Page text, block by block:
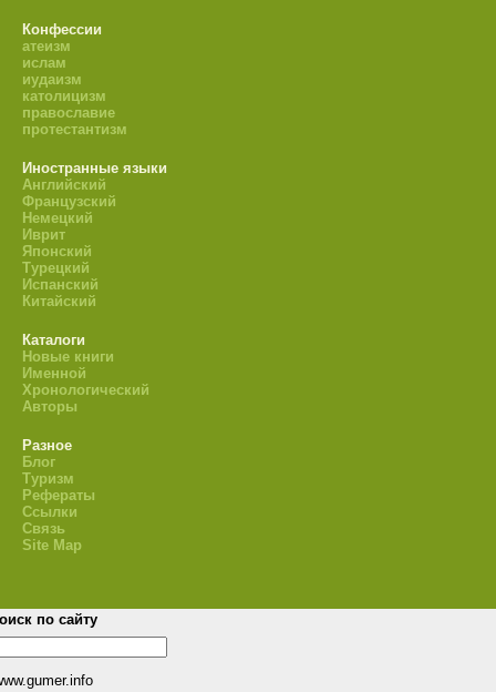
Конфессии
атеизм
ислам
иудаизм
католицизм
православие
протестантизм
Иностранные языки
Английский
Французский
Немецкий
Иврит
Японский
Турецкий
Испанский
Китайский
Каталоги
Новые книги
Именной
Хронологический
Авторы
Разное
Блог
Туризм
Рефераты
Ссылки
Связь
Site Map
по сайту